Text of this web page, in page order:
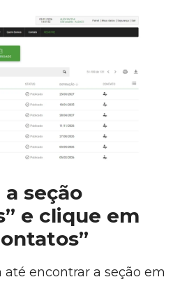
a seção
e clique em
até encontrar a seção em